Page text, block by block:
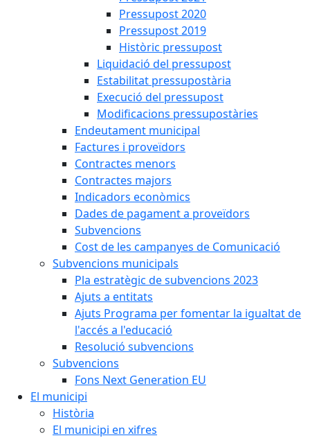
Pressupost 2020
Pressupost 2019
Històric pressupost
Liquidació del pressupost
Estabilitat pressupostària
Execució del pressupost
Modificacions pressupostàries
Endeutament municipal
Factures i proveïdors
Contractes menors
Contractes majors
Indicadors econòmics
Dades de pagament a proveïdors
Subvencions
Cost de les campanyes de Comunicació
Subvencions municipals
Pla estratègic de subvencions 2023
Ajuts a entitats
Ajuts Programa per fomentar la igualtat de
l'accés a l'educació
Resolució subvencions
Subvencions
Fons Next Generation EU
El municipi
Història
El municipi en xifres